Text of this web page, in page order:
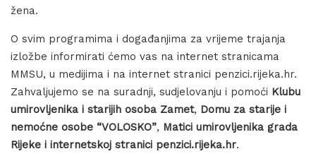
žena.
O svim programima i događanjima za vrijeme trajanja
izložbe informirati ćemo vas na internet stranicama
MMSU, u medijima i na internet stranici penzici.rijeka.hr.
Zahvaljujemo se na suradnji, sudjelovanju i pomoći Klubu
umirovljenika i starijih osoba Zamet, Domu za starije i
nemoćne osobe “VOLOSKO”, Matici umirovljenika grada
Rijeke i internetskoj stranici penzici.rijeka.hr.